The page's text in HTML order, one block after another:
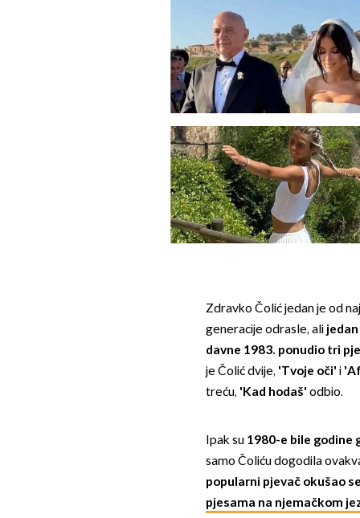
Zdravko Čolić jedan je od
generacije odrasle, ali
davne 1983. ponudio tri
je Čolić dvije, 'Tvoje oči' i
treću, 'Kad hodaš' odbio.
Ipak su 1980-e bile godine
samo Čoliću dogodila
popularni pjevač okušao
pjesama na njemačkom